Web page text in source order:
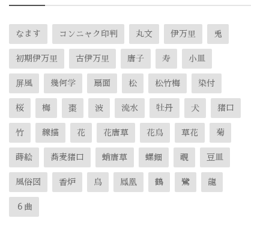
なます コンニャク印判 丸文 伊万里 兎
初期伊万里 古伊万里 唐子 寿 小皿
屏風 幾何学 扇面 松 松竹梅 染付
桜 梅 棗 波 流水 牡丹 犬 猪口
竹 線描 花 花唐草 花鳥 草花 菊
蒔絵 蕎麦猪口 蛸唐草 螺鈿 覗 豆皿
風俗図 香炉 鳥 鳳凰 鶴 鷺 龍
６曲